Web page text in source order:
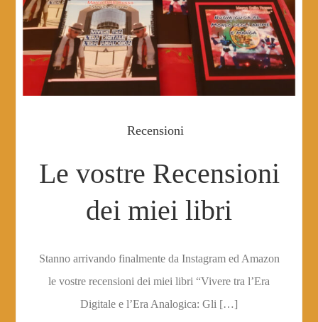
Recensioni
Le vostre Recensioni
dei miei libri
Stanno arrivando finalmente da Instagram ed Amazon
le vostre recensioni dei miei libri “Vivere tra l’Era
Digitale e l’Era Analogica: Gli […]